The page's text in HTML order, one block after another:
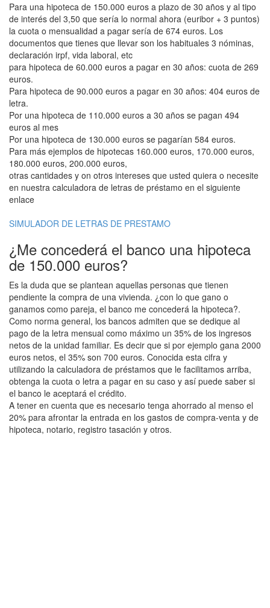
Para una hipoteca de 150.000 euros a plazo de 30 años y al tipo
de interés del 3,50 que sería lo normal ahora (euribor + 3 puntos)
la cuota o mensualidad a pagar sería de 674 euros. Los
documentos que tienes que llevar son los habituales 3 nóminas,
declaración irpf, vida laboral, etc
para hipoteca de 60.000 euros a pagar en 30 años: cuota de 269
euros.
Para hipoteca de 90.000 euros a pagar en 30 años: 404 euros de
letra.
Por una hipoteca de 110.000 euros a 30 años se pagan 494
euros al mes
Por una hipoteca de 130.000 euros se pagarían 584 euros.
Para más ejemplos de hipotecas 160.000 euros, 170.000 euros,
180.000 euros, 200.000 euros,
otras cantidades y on otros intereses que usted quiera o necesite
en nuestra calculadora de letras de préstamo en el siguiente
enlace
SIMULADOR DE LETRAS DE PRESTAMO
¿Me concederá el banco una hipoteca
de 150.000 euros?
Es la duda que se plantean aquellas personas que tienen
pendiente la compra de una vivienda. ¿con lo que gano o
ganamos como pareja, el banco me concederá la hipoteca?.
Como norma general, los bancos admiten que se dedique al
pago de la letra mensual como máximo un 35% de los ingresos
netos de la unidad familiar. Es decir que si por ejemplo gana 2000
euros netos, el 35% son 700 euros. Conocida esta cifra y
utilizando la calculadora de préstamos que le facilitamos arriba,
obtenga la cuota o letra a pagar en su caso y así puede saber si
el banco le aceptará el crédito.
A tener en cuenta que es necesario tenga ahorrado al menso el
20% para afrontar la entrada en los gastos de compra-venta y de
hipoteca, notario, registro tasación y otros.